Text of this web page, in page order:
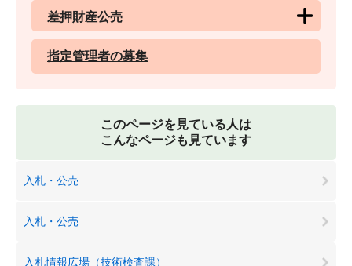
差押財産公売
指定管理者の募集
このページを見ている人は
こんなページも見ています
入札・公売
入札・公売
入札情報広場（技術検査課）